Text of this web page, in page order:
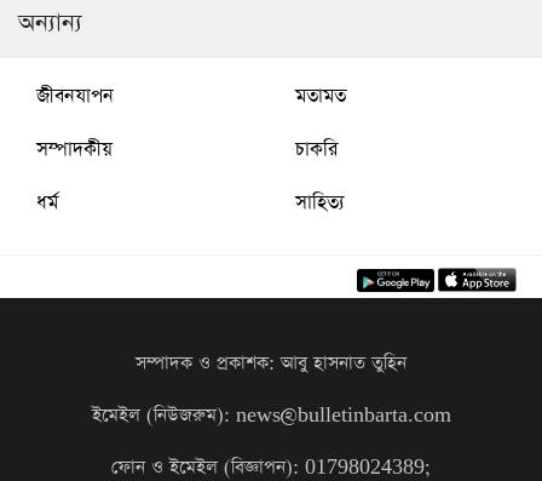
অন্যান্য
জীবনযাপন
মতামত
সম্পাদকীয়
চাকরি
ধর্ম
সাহিত্য
সম্পাদক ও প্রকাশক: আবু হাসনাত তুহিন
ইমেইল (নিউজরুম): news@bulletinbarta.com
ফোন ও ইমেইল (বিজ্ঞাপন): 01798024389;